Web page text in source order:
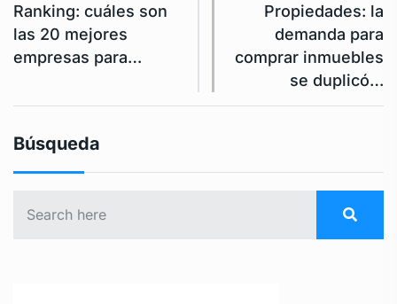
Ranking: cuáles son
las 20 mejores
empresas para…
Propiedades: la
demanda para
comprar inmuebles
se duplicó…
Búsqueda